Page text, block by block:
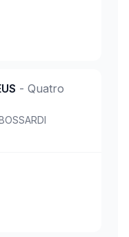
- Quatro